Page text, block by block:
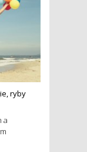
ryby
a